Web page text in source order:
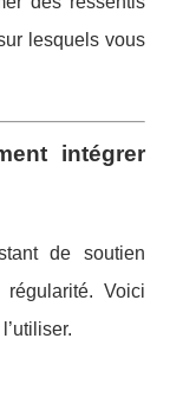
lesquels vous
intégrer
de soutien
Voici